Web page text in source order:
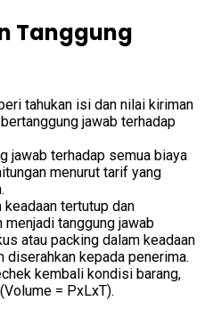
Tanggung
tahukan isi dan nilai kiriman
jawab terhadap
jawab terhadap semua biaya
menurut tarif yang
keadaan tertutup dan
tanggung jawab
atau packing dalam keadaan
diserahkan kepada penerima.
kembali kondisi barang,
= PxLxT).